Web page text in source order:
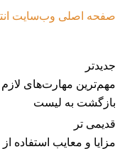
صفحه اصلی وب‌سایت
جدیدتر
مهم‌ترین مهارت‌های
بازگشت به لیست
قدیمی تر
مزایا و معایب